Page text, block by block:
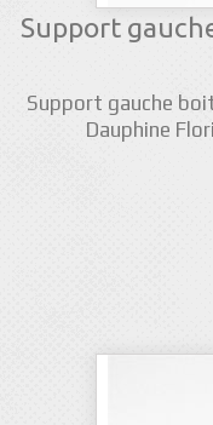
Support
Support gauche
Dauphine